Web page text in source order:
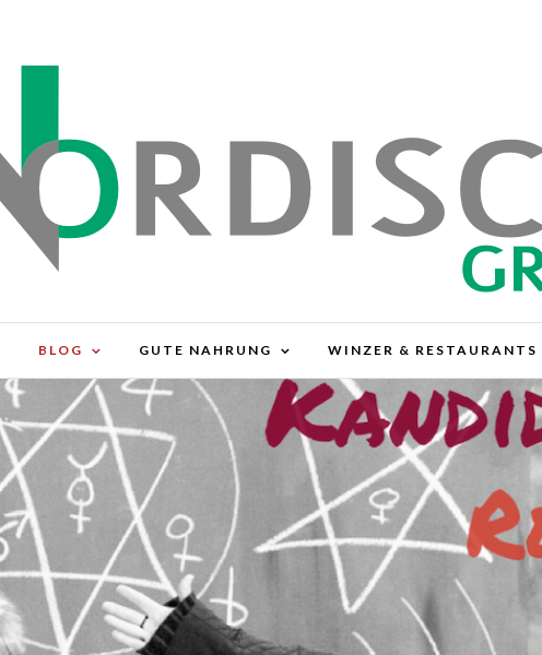
BLOG GUTE NAHRUNG WINZER & RESTAURANTS